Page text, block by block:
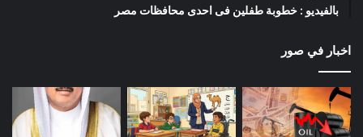
بالفيديو : خطوبة طفلين فى احدى محافظات مصر
اخبار في صور